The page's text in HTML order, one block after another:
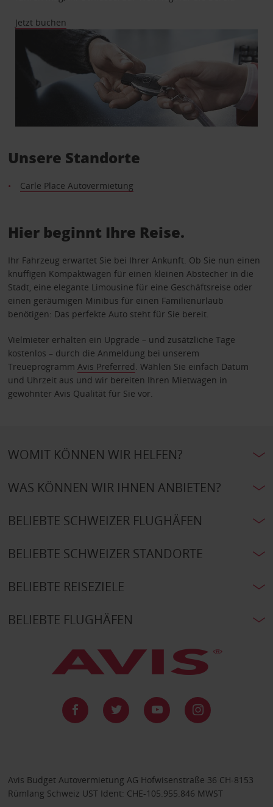
Jetzt buchen
Unsere Standorte
Carle Place Autovermietung
Hier beginnt Ihre Reise.
Ihr Fahrzeug erwartet Sie bei Ihrer Ankunft. Ob Sie nun einen
knuffigen Kompaktwagen für einen kleinen Abstecher in die
Stadt, eine elegante Limousine für eine Geschäftsreise oder
einen geräumigen Minibus für einen Familienurlaub
benötigen: Das perfekte Auto steht für Sie bereit.
Vielmieter erhalten ein Upgrade – und zusätzliche Tage
kostenlos – durch die Anmeldung bei unserem
Treueprogramm Avis Preferred . Wählen Sie einfach Datum
und Uhrzeit aus und wir bereiten Ihren Mietwagen in
gewohnter Avis Qualität für Sie vor.
WOMIT KÖNNEN WIR HELFEN?
WAS KÖNNEN WIR IHNEN ANBIETEN?
BELIEBTE SCHWEIZER FLUGHÄFEN
BELIEBTE SCHWEIZER STANDORTE
BELIEBTE REISEZIELE
BELIEBTE FLUGHÄFEN
Avis Budget Autovermietung AG Hofwisenstraße 36 CH-8153
Rümlang Schweiz UST Ident: CHE-105.955.846 MWST